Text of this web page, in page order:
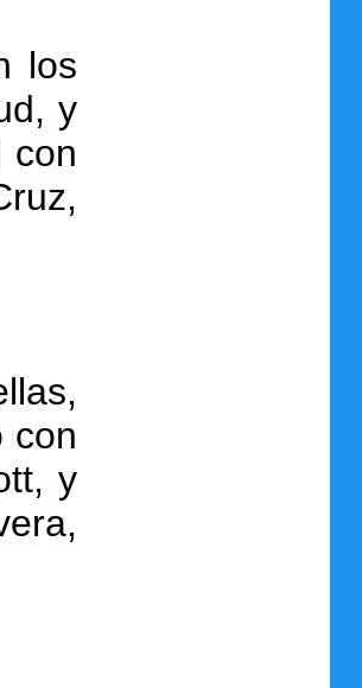
los
y
con
con
y